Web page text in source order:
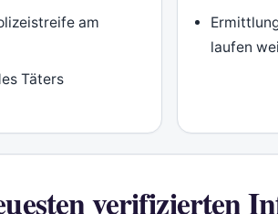
am
Täters
laufen
verifizierten